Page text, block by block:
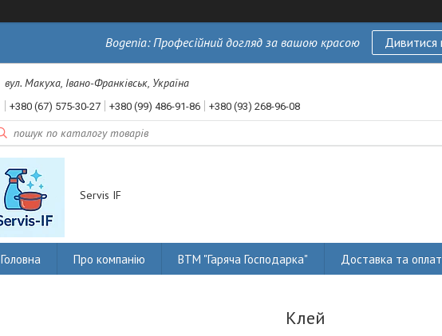
Bogenia: Професійний догляд за вашою красою Дивитися
вул. Макуха, Івано-Франківськ, Україна
+380 (67) 575-30-27 +380 (99) 486-91-86 +380 (93) 268-96-08
Servis IF
Головна Про компанію ВТМ "Гаряча Господарка" Доставка та
Клей